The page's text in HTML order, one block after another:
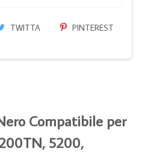
TWITTA PINTEREST
Compatibile per
5200,